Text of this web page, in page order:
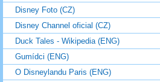
Disney Foto (CZ)
Disney Channel oficial (CZ)
Duck Tales - Wikipedia (ENG)
Gumídci (ENG)
O Disneylandu Paris (ENG)